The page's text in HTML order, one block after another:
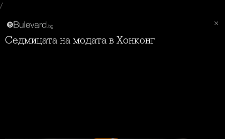
/
Седмицата на модата в Хонконг